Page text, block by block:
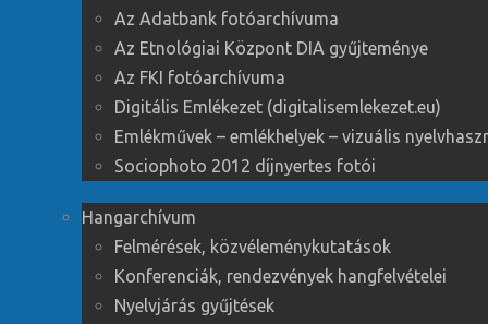
Az Adatbank fotóarchívuma
Az Etnológiai Központ DIA gyűjteménye
Az FKI fotóarchívuma
Digitális Emlékezet (digitalisemlekezet.eu)
Emlékművek – emlékhelyek – vizuális
Sociophoto 2012 díjnyertes fotói
Hangarchívum
Felmérések, közvéleménykutatások
Konferenciák, rendezvények hangfelvételei
Nyelvjárás gyűjtések